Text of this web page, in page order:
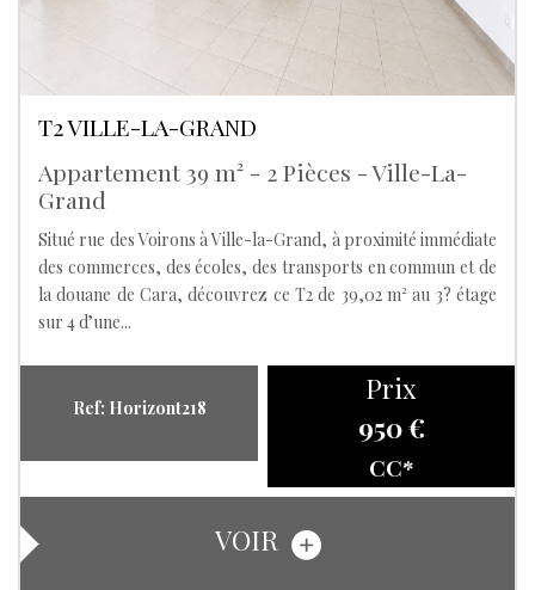
T2 VILLE-LA-GRAND
Appartement 39 m² - 2 Pièces - Ville-La-
Grand
Situé rue des Voirons à Ville-la-Grand, à proximité immédiate
des commerces, des écoles, des transports en commun et de
la douane de Cara, découvrez ce T2 de 39,02 m² au 3? étage
sur 4 d’une...
Ref: Horizont218
Prix
950 €
CC*
VOIR